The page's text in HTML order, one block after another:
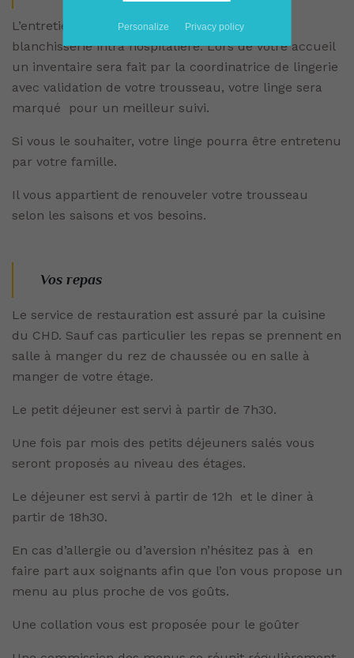
L’entretien de votre linge est assuré par une
blanchisserie intra hospitalière. Lors de votre accueil
un inventaire sera fait par la coordinatrice de lingerie
avec validation de votre trousseau, votre linge sera
marqué pour un meilleur suivi.
Si vous le souhaiter, votre linge pourra être entretenu
par votre famille.
Il vous appartient de renouveler votre trousseau
selon les saisons et vos besoins.
Vos repas
Le service de restauration est assuré par la cuisine
du CHD. Sauf cas particulier les repas se prennent en
salle à manger du rez de chaussée ou en salle à
manger de votre étage.
Le petit déjeuner est servi à partir de 7h30.
Une fois par mois des petits déjeuners salés vous
seront proposés au niveau des étages.
Le déjeuner est servi à partir de 12h et le diner à
partir de 18h30.
En cas d’allergie ou d’aversion n’hésitez pas à en
faire part aux soignants afin que l’on vous propose un
menu au plus proche de vos goûts.
Une collation vous est proposée pour le goûter
Personalize Privacy policy